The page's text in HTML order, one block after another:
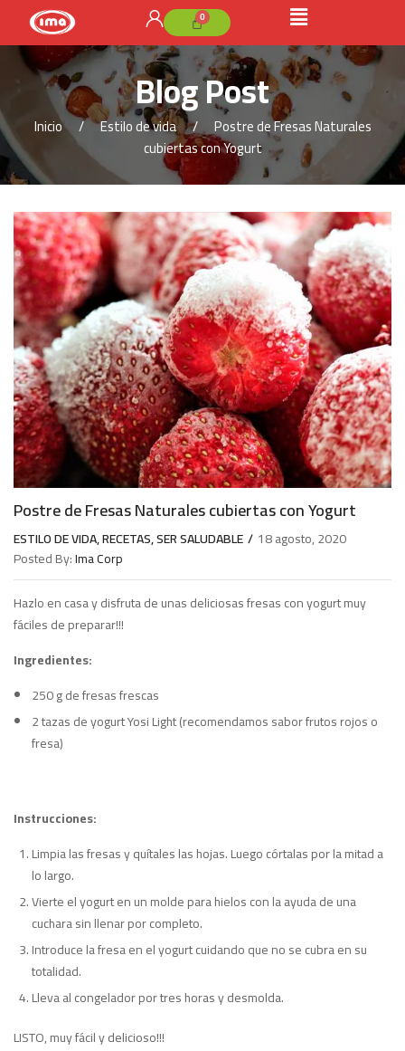
Blog Post
Inicio Estilo de vida
Postre de Fresas Naturales
cubiertas con Yogurt
Postre de Fresas Naturales cubiertas con Yogurt
ESTILO DE VIDA,RECETAS,SER SALUDABLE
18 agosto, 2020
Posted By:Ima Corp
Hazlo en casa y disfruta de unas deliciosas fresas con yogurt muy
fáciles de preparar!!!
Ingredientes:
250 g de fresas frescas
2 tazas de yogurt Yosi Light (recomendamos sabor frutos rojos o
fresa)
Instrucciones:
Limpia las fresas y quítales las hojas. Luego córtalas por la mitad a
lo largo.
Vierte el yogurt en un molde para hielos con la ayuda de una
cuchara sin llenar por completo.
Introduce la fresa en el yogurt cuidando que no se cubra en su
totalidad.
Lleva al congelador por tres horas y desmolda.
LISTO, muy fácil y delicioso!!!